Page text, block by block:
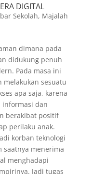
DIGITAL
Sekolah, Majalah
dimana pada
didukung penuh
Pada masa ini
melakukan sesuatu
apa saja, karena
informasi dan
berakibat positif
perilaku anak.
korban teknologi
menerima
menghadapi
Jadi tugas